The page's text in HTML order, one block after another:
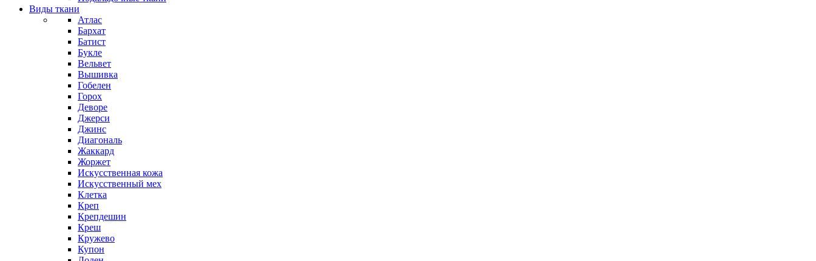
Виды ткани
Атлас
Бархат
Батист
Букле
Вельвет
Вышивка
Гобелен
Горох
Деворе
Джерси
Джинс
Диагональ
Жаккард
Жоржет
Искусственная кожа
Искусственный мех
Клетка
Креп
Крепдешин
Креш
Кружево
Купон